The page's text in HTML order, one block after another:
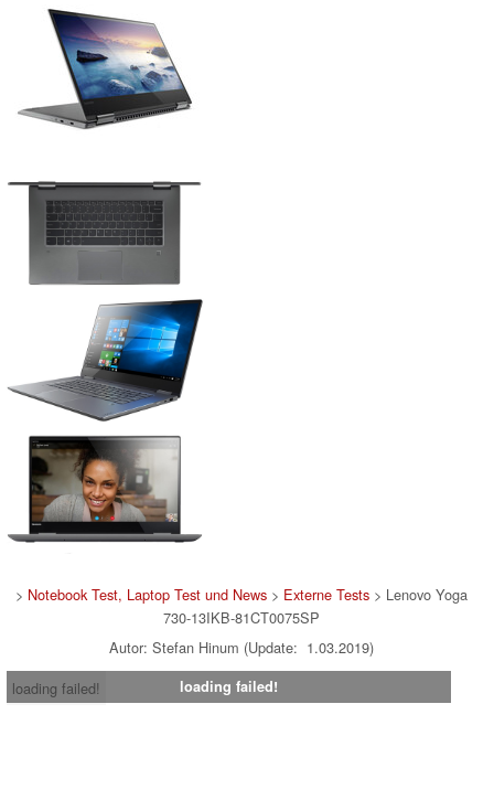
> Notebook Test, Laptop Test und News > Externe Tests > Lenovo Yoga
730-13IKB-81CT0075SP
Autor: Stefan Hinum (Update: 1.03.2019)
loading failed!
loading failed!